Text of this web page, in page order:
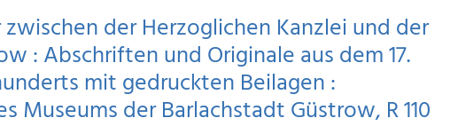
der Herzoglichen Kanzlei und der
: Abschriften und Originale aus dem 17.
mit gedruckten Beilagen :
Museums der Barlachstadt Güstrow, R 110